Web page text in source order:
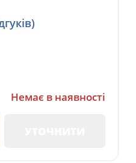
Немає в наявності